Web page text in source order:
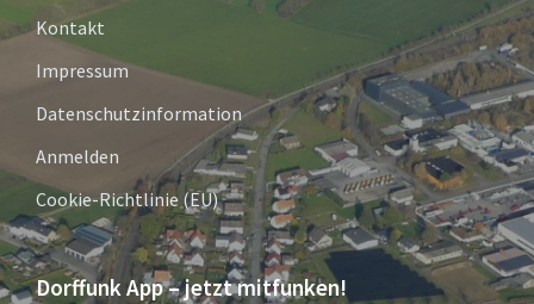
Kontakt
Impressum
Datenschutzinformation
Anmelden
Cookie-Richtlinie (EU)
Dorffunk App – jetzt mitfunken!